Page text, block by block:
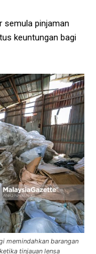
semula pinjaman
keuntungan bagi
memindahkan barangan
tinjauan lensa